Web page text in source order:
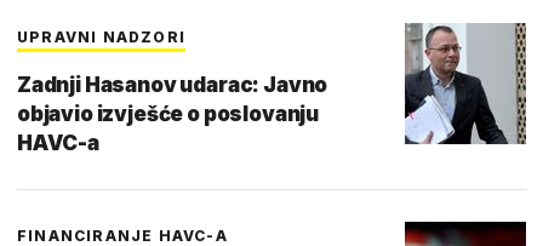
UPRAVNI NADZORI
Zadnji Hasanov udarac: Javno
objavio izvješće o poslovanju
HAVC-a
FINANCIRANJE HAVC-A